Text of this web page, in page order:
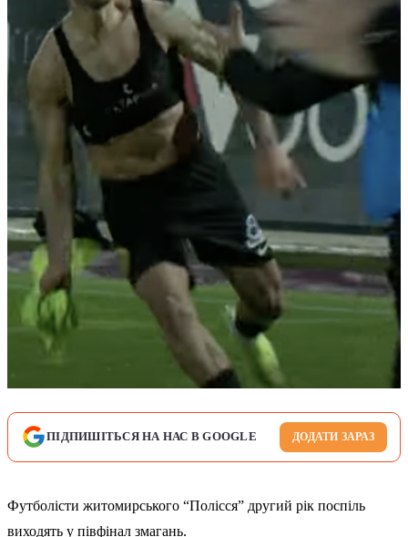
ПІДПИШІТЬСЯ НА НАС В GOOGLE ДОДАТИ ЗАРАЗ
Футболісти житомирського “Полісся” другий рік поспіль
виходять у півфінал змагань.